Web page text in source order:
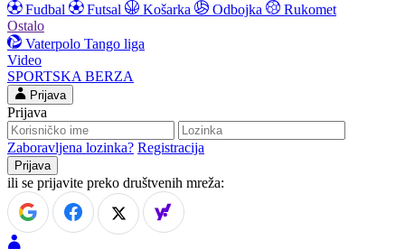
Fudbal
Futsal Košarka Odbojka
Rukomet
Ostalo
Vaterpolo Tango liga
Video
SPORTSKA BERZA
Prijava
Prijava
Zaboravljena lozinka? Registracija
ili se prijavite preko društvenih mreža: